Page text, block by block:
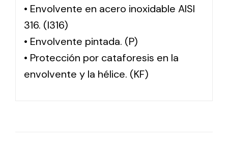
• Envolvente en acero inoxidable AISI
316. (I316)
• Envolvente pintada. (P)
• Protección por cataforesis en la
envolvente y la hélice. (KF)